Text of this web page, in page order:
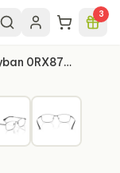
3
Gọng kính Rayban 0RX8775D